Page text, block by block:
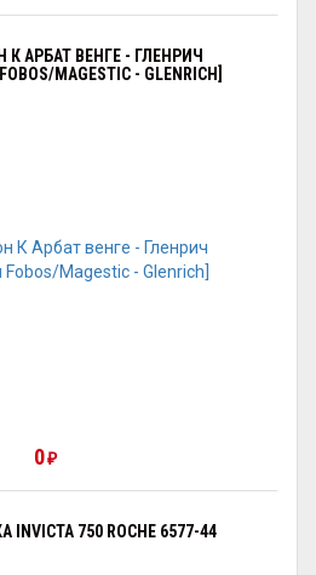
АРБАТ ВЕНГЕ - ГЛЕНРИЧ
MAGESTIC - GLENRICH]
0 ₽
750 ROCHE 6577-44